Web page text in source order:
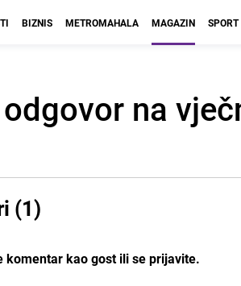
BIZNIS METROMAHALA MAGAZIN SPORT
na
(1)
komentar kao gost ili se prijavite.